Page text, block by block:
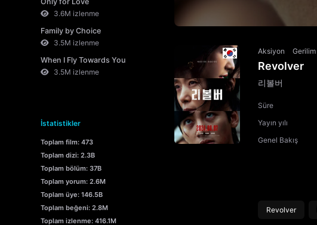
3.6M izlenme
Family by Choice
3.5M izlenme
When I Fly Towards You
3.5M izlenme
İstatistikler
Toplam film: 473
Toplam dizi: 2.3B
Toplam bölüm: 37B
Toplam yorum: 2.6M
Toplam üye: 146.5B
Toplam beğeni: 2.8M
Toplam izlenme: 416.1M
Aksiyon Gerilim
Revolver
리볼버
Süre
Yayın yılı
Genel Bakış
Revolver